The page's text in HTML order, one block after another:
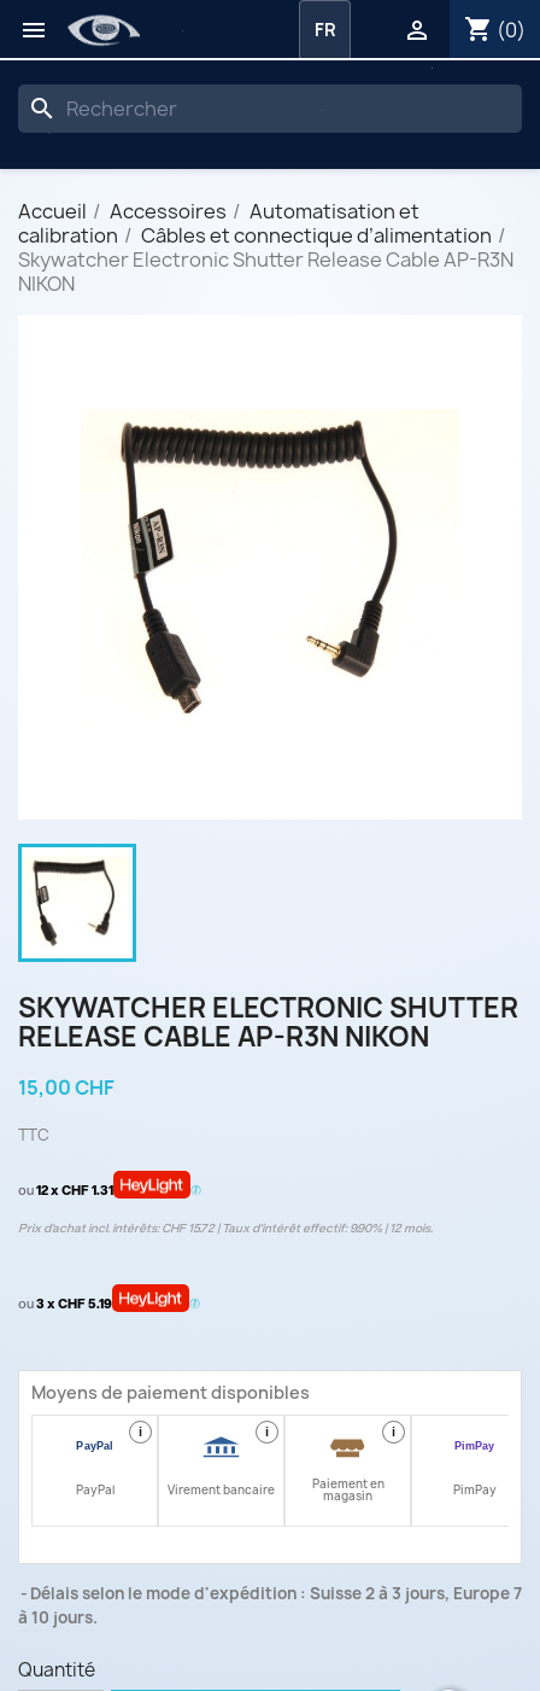
 shopping_cart (0)

FR
search
Accueil Accessoires
Automatisation et
calibration
Câbles et connectique d’alimentation
Skywatcher Electronic Shutter Release Cable AP-R3N
NIKON
SKYWATCHER ELECTRONIC SHUTTER
RELEASE CABLE AP-R3N NIKON
15,00 CHF
TTC
ou12 x CHF 1.31
Prix d’achat incl. intérêts: CHF 15.72 | Taux d‘intérêt effectif: 9.90% | 12 mois.
ou3 x CHF 5.19
Moyens de paiement disponibles
i
PayPal
i
Virement bancaire
i
Paiement en
magasin PimPay
Délais selon le mode d'expédition : Suisse 2 à 3 jours, Europe 7
à 10 jours.
Quantité